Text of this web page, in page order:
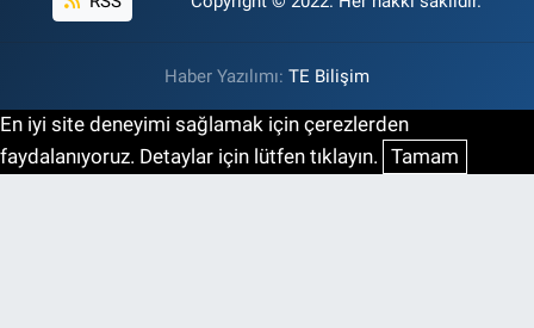
Haber Yazılımı: TE Bilişim
En iyi site deneyimi sağlamak için çerezlerden
faydalanıyoruz. Detaylar için lütfen tıklayın. Tamam